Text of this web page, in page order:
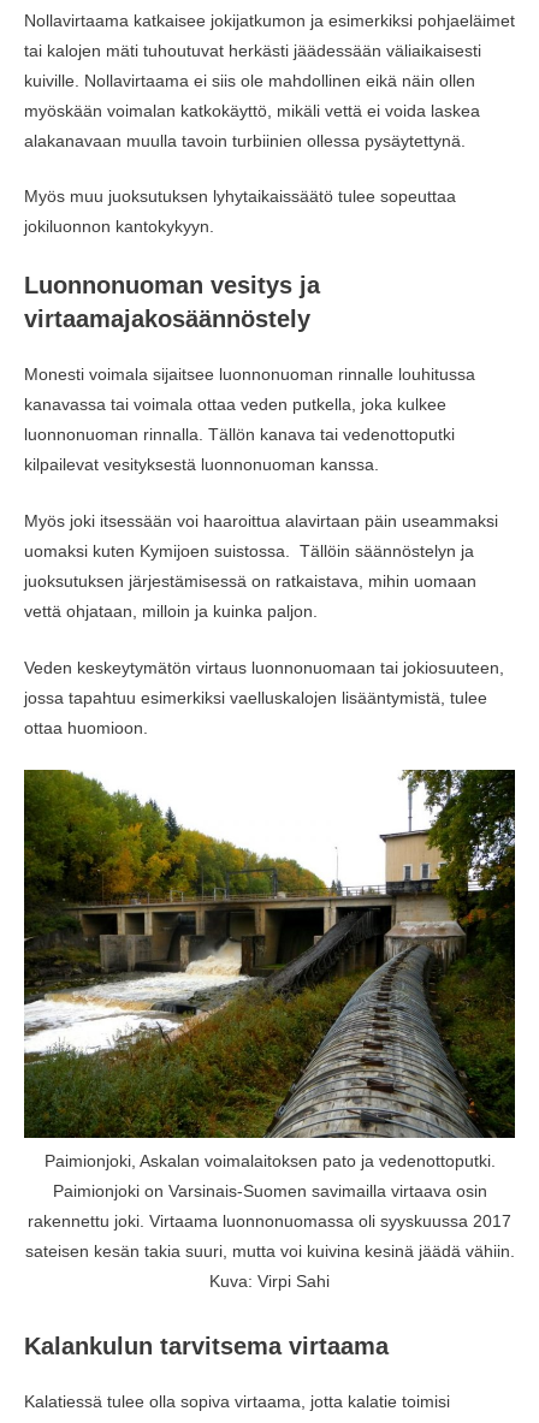
Nollavirtaama katkaisee jokijatkumon ja esimerkiksi pohjaeläimet
tai kalojen mäti tuhoutuvat herkästi jäädessään väliaikaisesti
kuiville. Nollavirtaama ei siis ole mahdollinen eikä näin ollen
myöskään voimalan katkokäyttö, mikäli vettä ei voida laskea
alakanavaan muulla tavoin turbiinien ollessa pysäytettynä.
Myös muu juoksutuksen lyhytaikaissäätö tulee sopeuttaa
jokiluonnon kantokykyyn.
Luonnonuoman vesitys ja
virtaamajakosäännöstely
Monesti voimala sijaitsee luonnonuoman rinnalle louhitussa
kanavassa tai voimala ottaa veden putkella, joka kulkee
luonnonuoman rinnalla. Tällön kanava tai vedenottoputki
kilpailevat vesityksestä luonnonuoman kanssa.
Myös joki itsessään voi haaroittua alavirtaan päin useammaksi
uomaksi kuten Kymijoen suistossa. Tällöin säännöstelyn ja
juoksutuksen järjestämisessä on ratkaistava, mihin uomaan
vettä ohjataan, milloin ja kuinka paljon.
Veden keskeytymätön virtaus luonnonuomaan tai jokiosuuteen,
jossa tapahtuu esimerkiksi vaelluskalojen lisääntymistä, tulee
ottaa huomioon.
Paimionjoki, Askalan voimalaitoksen pato ja vedenottoputki.
Paimionjoki on Varsinais-Suomen savimailla virtaava osin
rakennettu joki. Virtaama luonnonuomassa oli syyskuussa 2017
sateisen kesän takia suuri, mutta voi kuivina kesinä jäädä vähiin.
Kuva: Virpi Sahi
Kalankulun tarvitsema virtaama
Kalatiessä tulee olla sopiva virtaama, jotta kalatie toimisi